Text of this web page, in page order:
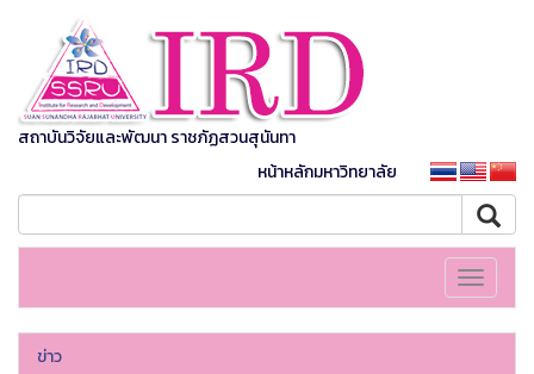
สถาบันวิจัยและพัฒนา ราชภัฏสวนสุนันทา
หน้าหลักมหาวิทยาลัย
Toggle
ข่าว